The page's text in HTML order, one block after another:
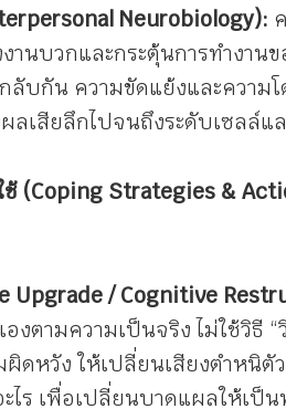
Neurobiology):
นบวกและกระตุ้นการทำงาน
ลับกัน ความขัดแย้งและความโ
ลเสียลึกไปจนถึงระดับเซลล์แ
ช้ (Coping Strategies &
Upgrade / Cognitive
ตามความเป็นจริง ไม่ใช้วิธี “
ดหวัง ให้เปลี่ยนเสียงตำหนิตัว
ะไร เพื่อเปลี่ยนบาดแผลให้เป็